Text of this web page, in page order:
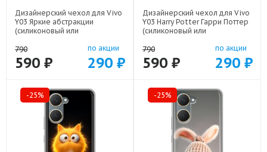
Дизайнерский чехол для Vivo
Y03 Яркие абстракции
(силиконовый или
арт: 83104-21616
790
590 ₽
по акции
290 ₽
Дизайнерский чехол для Vivo
Y03 Harry Potter Гарри Поттер
(силиконовый или
арт: 83104-22516
790
590 ₽
по акции
290 ₽
-25% -25%